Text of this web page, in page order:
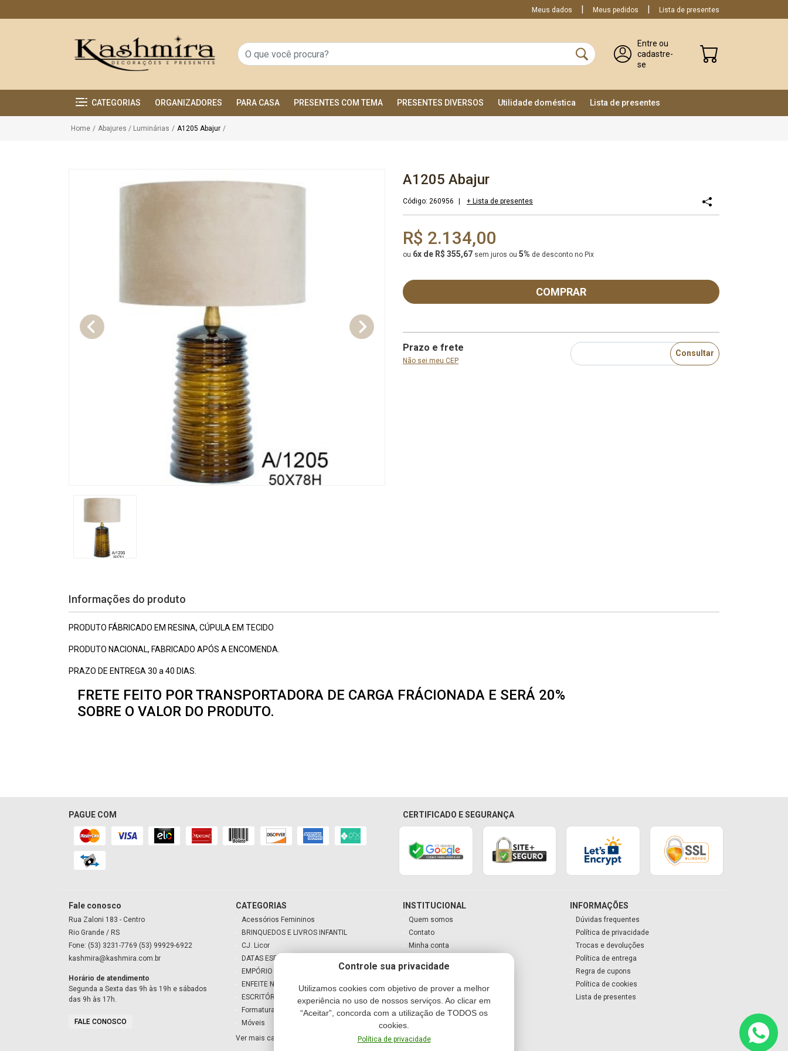
Meus dados Meus pedidos Lista de presentes
Entre ou
cadastre-
se
CATEGORIAS ORGANIZADORES PARA CASA PRESENTES COM TEMA PRESENTES DIVERSOS Utilidade doméstica Lista de presentes
Controle sua privacidade
Utilizamos cookies com objetivo de prover a melhor
experiência no uso de nossos serviços. Ao clicar em
“Aceitar”, concorda com a utilização de TODOS os
cookies.
Política de privacidade
Home / Abajures / Luminárias / A1205 Abajur /
A1205 Abajur
Código: 260956 | + Lista de presentes
R$ 2.134,00
ou 6x de R$ 355,67 sem juros ou 5% de desconto no Pix
COMPRAR
Prazo e frete
Não sei meu CEP
Consultar
Informações do produto
PRODUTO FÁBRICADO EM RESINA, CÚPULA EM TECIDO
PRODUTO NACIONAL, FABRICADO APÓS A ENCOMENDA.
PRAZO DE ENTREGA 30 a 40 DIAS.
FRETE FEITO POR TRANSPORTADORA DE CARGA FRÁCIONADA E SERÁ 20%
SOBRE O VALOR DO PRODUTO.
PAGUE COM CERTIFICADO E SEGURANÇA
Fale conosco
Rua Zaloni 183 - Centro
Rio Grande / RS
Fone: (53) 3231-7769 (53) 99929-6922
kashmira@kashmira.com.br
Horário de atendimento
Segunda a Sexta das 9h às 19h e sábados
das 9h às 17h.
FALE CONOSCO
CATEGORIAS
Acessórios Femininos
BRINQUEDOS E LIVROS INFANTIL
CJ. Licor
DATAS ESPECIAIS
EMPÓRIO
ENFEITE NATAL
ESCRITÓRIO
Formatura
Móveis
Ver mais categorias
INSTITUCIONAL
Quem somos
Contato
Minha conta
INFORMAÇÕES
Dúvidas frequentes
Política de privacidade
Trocas e devoluções
Política de entrega
Regra de cupons
Política de cookies
Lista de presentes